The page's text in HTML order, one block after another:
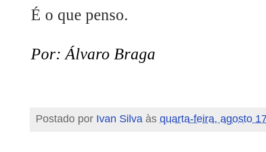
É o que penso.
Por: Álvaro Braga
Postado por Ivan Silva às quarta-feira, agosto